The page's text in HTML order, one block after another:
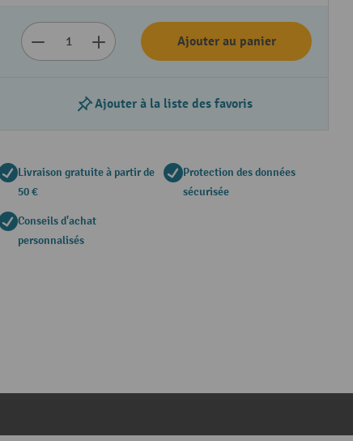
Ajouter au panier
Ajouter à la liste des favoris
Livraison gratuite à partir de
50 €
Protection des données
sécurisée
Conseils d'achat
personnalisés